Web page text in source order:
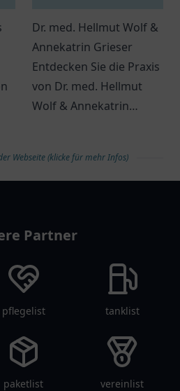
Dr. med. Hellmut Wolf &
Annekatrin Grieser
Entdecken Sie die Praxis
von Dr. med. Hellmut
Wolf & Annekatrin
individuelle
medizinische Betreuung.
Webseite (klicke für mehr Infos)
Partner
pflegelist tanklist
paketlist vereinlist